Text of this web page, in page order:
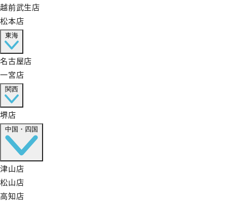
越前武生店
松本店
東海
名古屋店
一宮店
関西
堺店
中国・四国
津山店
松山店
高知店